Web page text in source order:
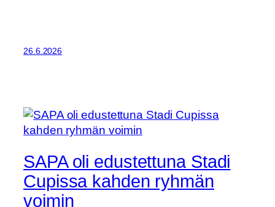
26.6.2026
SAPA oli edustettuna Stadi
Cupissa kahden ryhmän
voimin